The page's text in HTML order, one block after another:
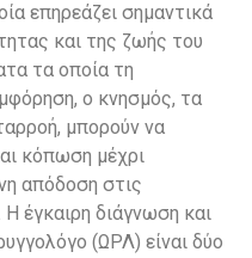
επηρεάζει σημαντικά
και της ζωής του
τα οποία τη
ο κνησμός, τα
μπορούν να
κόπωση μέχρι
απόδοση στις
έγκαιρη διάγνωση και
(ΩΡΛ) είναι δύο